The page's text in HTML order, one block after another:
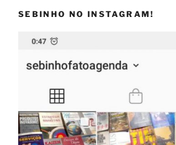
SEBINHO NO INSTAGRAM!